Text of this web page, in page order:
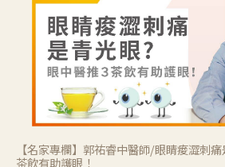
【名家專欄】郭祐睿中醫師/眼睛痠澀刺
茶飲有助護眼！